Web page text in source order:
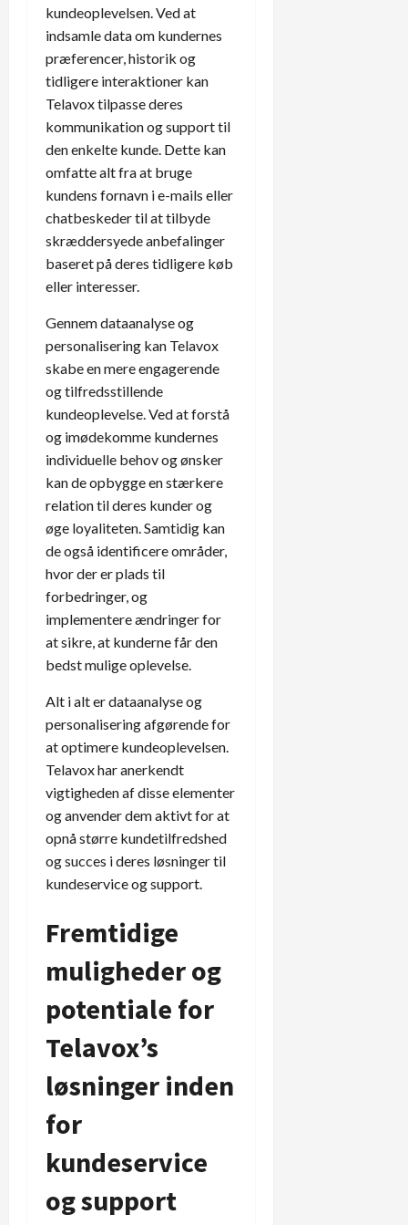
kundeoplevelsen. Ved at
indsamle data om kundernes
præferencer, historik og
tidligere interaktioner kan
Telavox tilpasse deres
kommunikation og support til
den enkelte kunde. Dette kan
omfatte alt fra at bruge
kundens fornavn i e-mails eller
chatbeskeder til at tilbyde
skræddersyede anbefalinger
baseret på deres tidligere køb
eller interesser.
Gennem dataanalyse og
personalisering kan Telavox
skabe en mere engagerende
og tilfredsstillende
kundeoplevelse. Ved at forstå
og imødekomme kundernes
individuelle behov og ønsker
kan de opbygge en stærkere
relation til deres kunder og
øge loyaliteten. Samtidig kan
de også identificere områder,
hvor der er plads til
forbedringer, og
implementere ændringer for
at sikre, at kunderne får den
bedst mulige oplevelse.
Alt i alt er dataanalyse og
personalisering afgørende for
at optimere kundeoplevelsen.
Telavox har anerkendt
vigtigheden af disse elementer
og anvender dem aktivt for at
opnå større kundetilfredshed
og succes i deres løsninger til
kundeservice og support.
Fremtidige
muligheder og
potentiale for
Telavox’s
løsninger inden
for
kundeservice
og support